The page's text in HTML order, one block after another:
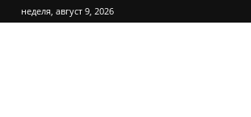
неделя, август 9, 2026